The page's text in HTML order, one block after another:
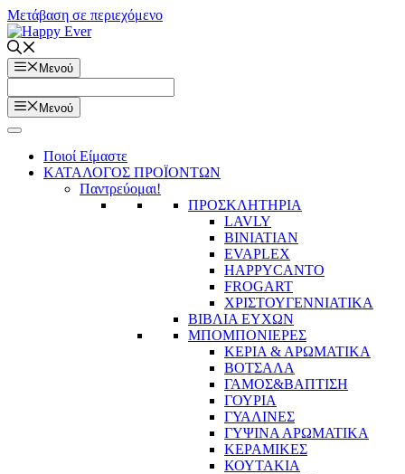
Μετάβαση σε περιεχόμενο
Μενού
Μενού
Ποιοί Είμαστε
ΚΑΤΑΛΟΓΟΣ ΠΡΟΪΟΝΤΩΝ
Παντρεύομαι!
ΠΡΟΣΚΛΗΤΗΡΙΑ
LAVLY
BINIATIAN
EVAPLEX
HAPPYCANTO
FROGART
ΧΡΙΣΤΟΥΓΕΝΝΙΑΤΙΚΑ
ΒΙΒΛΙΑ ΕΥΧΩΝ
ΜΠΟΜΠΟΝΙΕΡΕΣ
ΚΕΡΙΑ & ΑΡΩΜΑΤΙΚΑ
ΒΟΤΣΑΛΑ
ΓΑΜΟΣ&ΒΑΠΤΙΣΗ
ΓΟΥΡΙΑ
ΓΥΑΛΙΝΕΣ
ΓΥΨΙΝΑ ΑΡΩΜΑΤΙΚΑ
ΚΕΡΑΜΙΚΕΣ
ΚΟΥΤΑΚΙΑ